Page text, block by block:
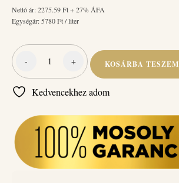
Nettó ár:2275.59Ft + 27% ÁFA
Egységár: 5780Ft / liter
-
Naturcleaning
öblítő
mennyiség
+ KOSÁRBA TESZEM
Kedvencekhez adom